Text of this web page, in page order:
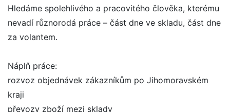
Hledáme spolehlivého a pracovitého člověka, kterému
nevadí různorodá práce – část dne ve skladu, část dne
za volantem.
Náplň práce:
rozvoz objednávek zákazníkům po Jihomoravském
kraji
převozy zboží mezi sklady